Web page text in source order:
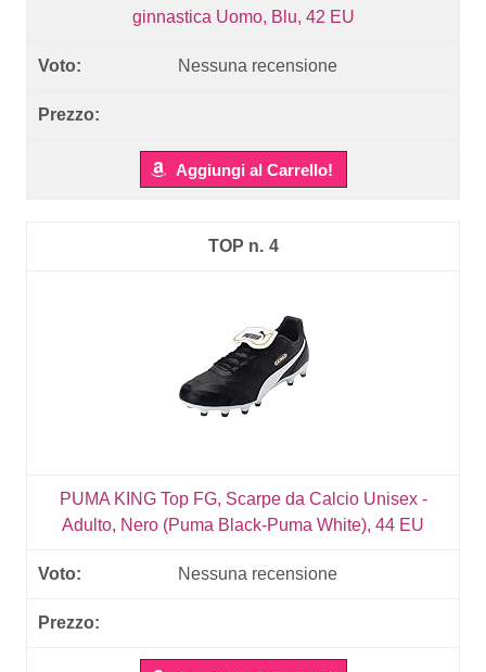
ginnastica Uomo, Blu, 42 EU
Nessuna recensione
Aggiungi al Carrello!
4
PUMA KING Top FG, Scarpe da Calcio Unisex -
Adulto, Nero (Puma Black-Puma White), 44 EU
Nessuna recensione